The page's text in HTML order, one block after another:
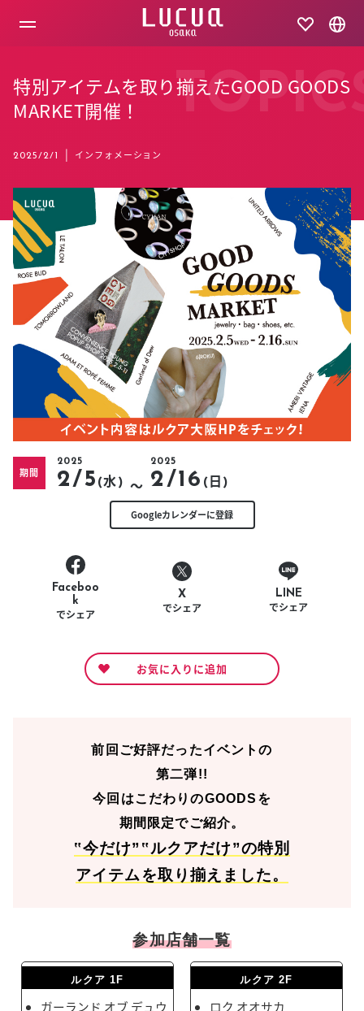
特別アイテムを取り揃えたGOOD GOODS
MARKET開催！
2025/2/1 | インフォメーション
期間
2025
2/5 (水) 〜
2025
2/16 (日)
Googleカレンダーに登録
Faceboo
k
でシェア
X
でシェア
LINE
でシェア
お気に入りに追加
前回ご好評だったイベントの
第二弾!!
今回はこだわりのGOODSを
期間限定でご紹介。
‟今だけ”‟ルクアだけ”の特別
アイテムを取り揃えました。
参加店舗一覧
ルクア 1F
ガーランド オブ デュウ
ルクア 2F
ロク オオサカ